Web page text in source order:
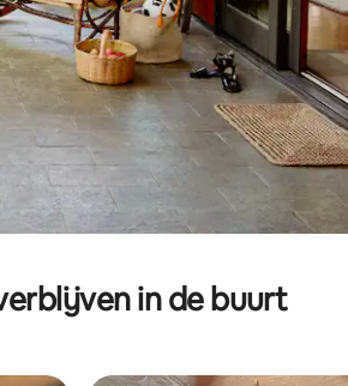
in de buurt